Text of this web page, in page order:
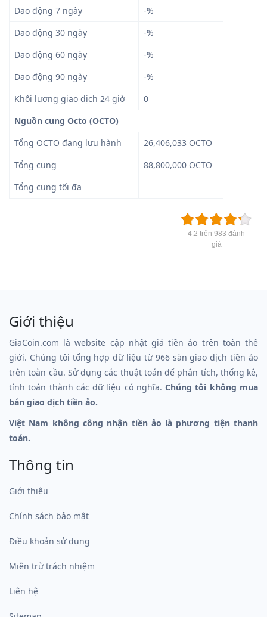
Dao động 7 ngày
-%
Dao động 30 ngày
-%
Dao động 60 ngày
-%
Dao động 90 ngày
-%
Khối lượng giao dịch 24 giờ
0
Nguồn cung Octo (OCTO)
Tổng OCTO đang lưu hành
26,406,033 OCTO
Tổng cung
88,800,000 OCTO
Tổng cung tối đa
4.2 trên 983 đánh
giá
Giới thiệu
GiaCoin.com là website cập nhật giá tiền ảo trên toàn thế
giới. Chúng tôi tổng hợp dữ liệu từ 966 sàn giao dịch tiền ảo
trên toàn cầu. Sử dụng các thuật toán để phân tích, thống kê,
tính toán thành các dữ liệu có nghĩa.Chúng tôi không mua
bán giao dịch tiền ảo.
Việt Nam không công nhận tiền ảo là phương tiện thanh
toán.
Thông tin
Giới thiệu
Chính sách bảo mật
Điều khoản sử dụng
Miễn trừ trách nhiệm
Liên hệ